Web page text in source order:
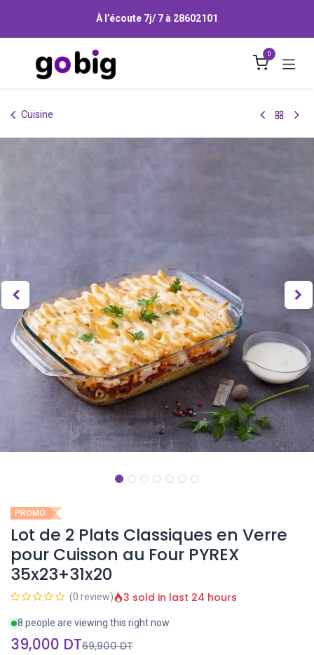
À l’écoute 7j/ 7 à 28602101
0
Cuisine
PROMO
Lot de 2 Plats Classiques en Verre
pour Cuisson au Four PYREX
35x23+31x20
(0 review) 3 sold in last 24 hours
8 people are viewing this right now
39,000 DT69,900DT